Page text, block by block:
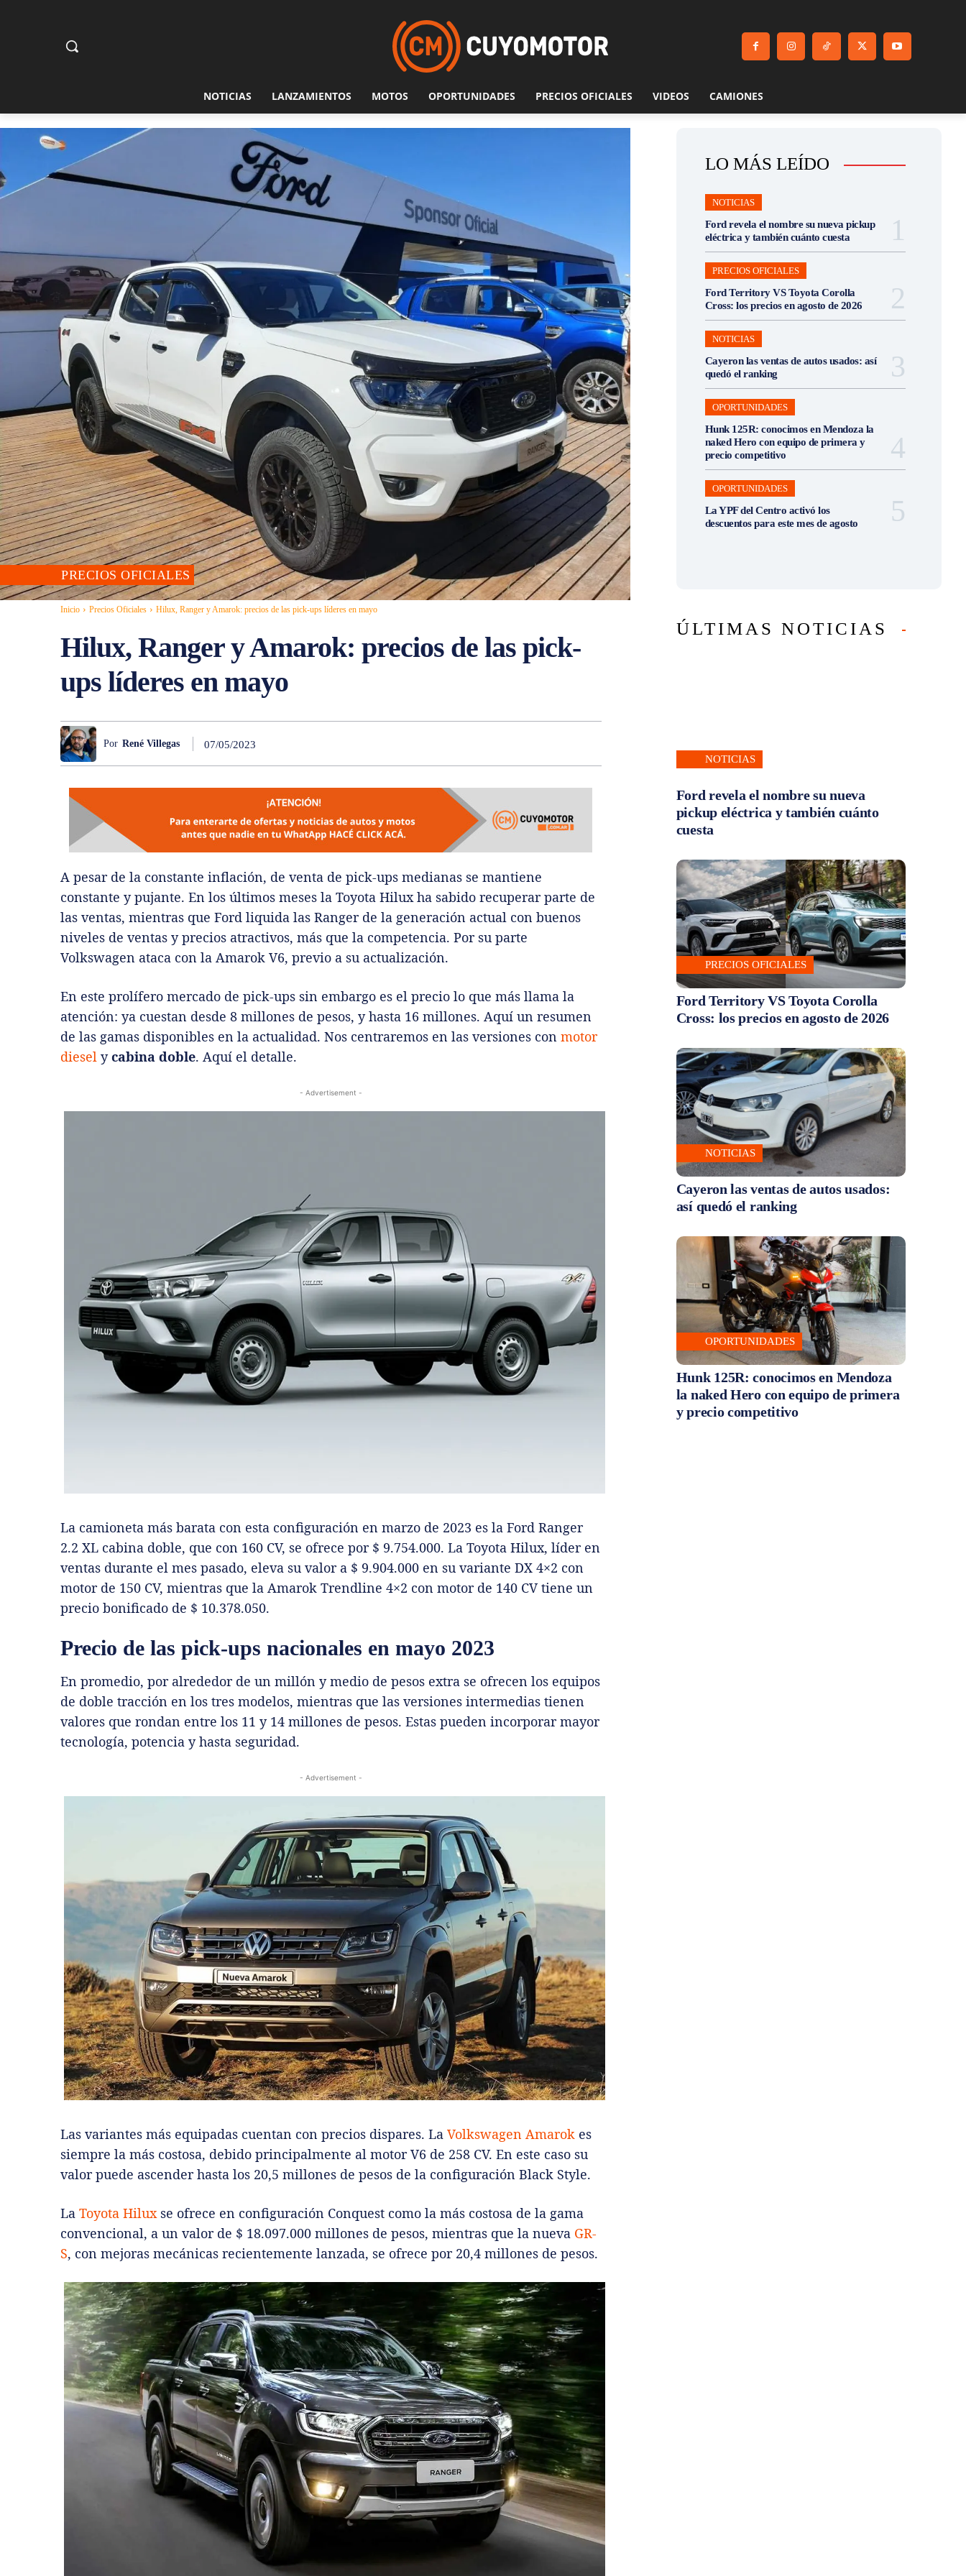
NOTICIAS LANZAMIENTOS MOTOS OPORTUNIDADES PRECIOS OFICIALES VIDEOS CAMIONES
PRECIOS OFICIALES
Inicio Precios Oficiales Hilux, Ranger y Amarok: precios de las pick-ups líderes en mayo
Hilux, Ranger y Amarok: precios de las pick-
ups líderes en mayo
Por René Villegas 07/05/2023
A pesar de la constante inflación, de venta de pick-ups medianas se mantiene
constante y pujante. En los últimos meses la Toyota Hilux ha sabido recuperar parte de
las ventas, mientras que Ford liquida las Ranger de la generación actual con buenos
niveles de ventas y precios atractivos, más que la competencia. Por su parte
Volkswagen ataca con la Amarok V6, previo a su actualización.
En este prolífero mercado de pick-ups sin embargo es el precio lo que más llama la
atención: ya cuestan desde 8 millones de pesos, y hasta 16 millones. Aquí un resumen
de las gamas disponibles en la actualidad. Nos centraremos en las versiones con motor
diesel ycabina doble. Aquí el detalle.
- Advertisement -
La camioneta más barata con esta configuración en marzo de 2023 es la Ford Ranger
2.2 XL cabina doble, que con 160 CV, se ofrece por $ 9.754.000. La Toyota Hilux, líder en
ventas durante el mes pasado, eleva su valor a $ 9.904.000 en su variante DX 4×2 con
motor de 150 CV, mientras que la Amarok Trendline 4×2 con motor de 140 CV tiene un
precio bonificado de $ 10.378.050.
Precio de las pick-ups nacionales en mayo 2023
En promedio, por alrededor de un millón y medio de pesos extra se ofrecen los equipos
de doble tracción en los tres modelos, mientras que las versiones intermedias tienen
valores que rondan entre los 11 y 14 millones de pesos. Estas pueden incorporar mayor
tecnología, potencia y hasta seguridad.
- Advertisement -
Las variantes más equipadas cuentan con precios dispares. La Volkswagen Amarok es
siempre la más costosa, debido principalmente al motor V6 de 258 CV. En este caso su
valor puede ascender hasta los 20,5 millones de pesos de la configuración Black Style.
La Toyota Hiluxse ofrece en configuración Conquest como la más costosa de la gama
convencional, a un valor de $ 18.097.000 millones de pesos, mientras que la nueva GR-
S, con mejoras mecánicas recientemente lanzada, se ofrece por 20,4 millones de pesos.
LO MÁS LEÍDO
NOTICIAS
Ford revela el nombre su nueva pickup
eléctrica y también cuánto cuesta
PRECIOS OFICIALES
Ford Territory VS Toyota Corolla
Cross: los precios en agosto de 2026
NOTICIAS
Cayeron las ventas de autos usados: así
quedó el ranking
OPORTUNIDADES
Hunk 125R: conocimos en Mendoza la
naked Hero con equipo de primera y
precio competitivo
OPORTUNIDADES
La YPF del Centro activó los
descuentos para este mes de agosto
ÚLTIMAS NOTICIAS
NOTICIAS
Ford revela el nombre su nueva
pickup eléctrica y también cuánto
cuesta
PRECIOS OFICIALES
Ford Territory VS Toyota Corolla
Cross: los precios en agosto de 2026
NOTICIAS
Cayeron las ventas de autos usados:
así quedó el ranking
OPORTUNIDADES
Hunk 125R: conocimos en Mendoza
la naked Hero con equipo de primera
y precio competitivo